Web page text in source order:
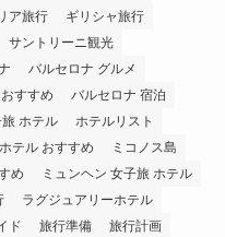
ア旅行
ギリシャ旅行
サントリーニ観光
バルセロナ グルメ
すすめ
バルセロナ 宿泊
ホテル
ホテルリスト
テル おすすめ
ミコノス島
め
ミュンヘン 女子旅 ホテル
ラグジュアリーホテル
ド 旅行準備
旅行計画